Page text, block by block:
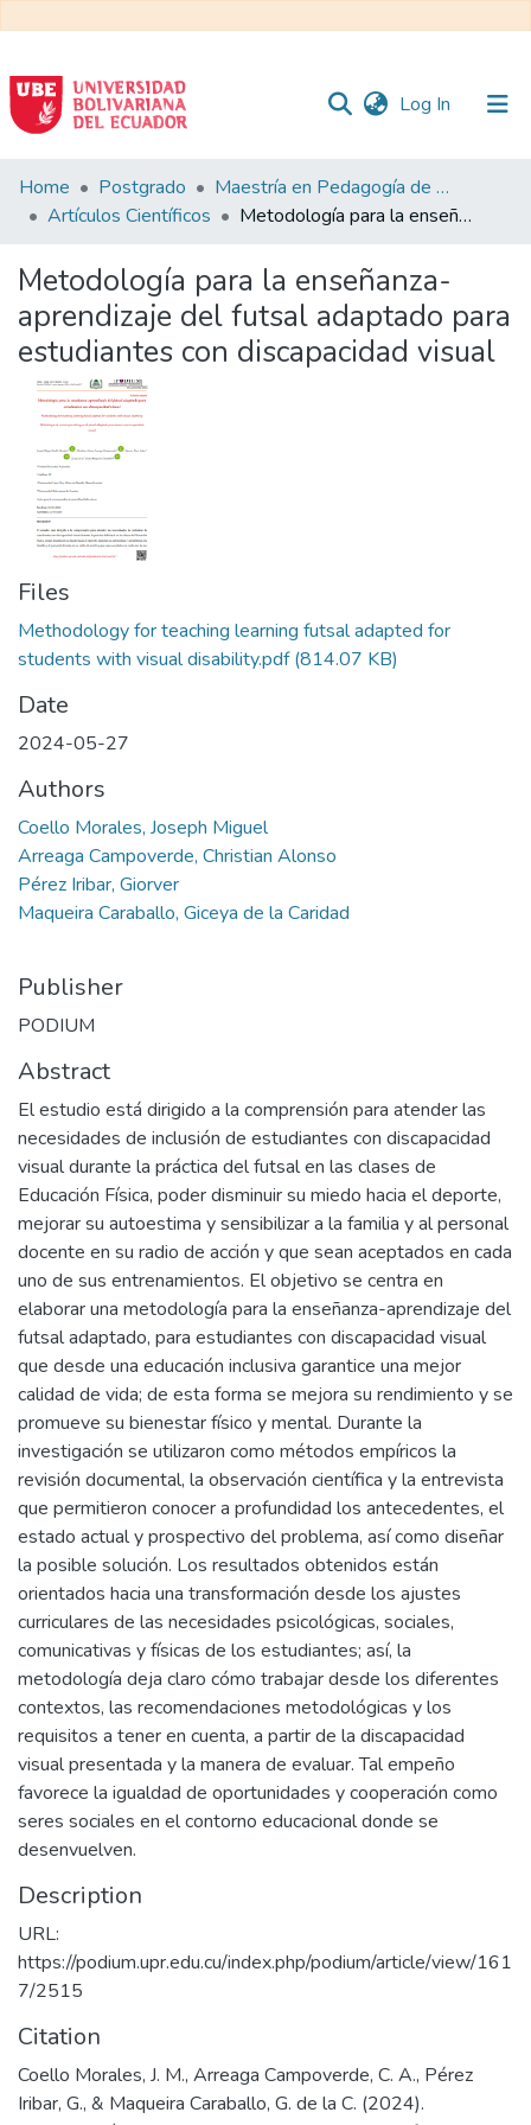
Log In (current)
Communities
&
All of DSpace
Statistics
Home Postgrado
Maestría en Pedagogía de la Cultura Física - Mención en Educación Física Inclusiva
Artículos Científicos
Metodología para la enseñanza-aprendizaje del futsal adaptado para estudiantes con discapacidad visual
Metodología para la enseñanza-
aprendizaje del futsal adaptado para
estudiantes con discapacidad visual
Files
Methodology for teaching learning futsal adapted for
students with visual disability.pdf(814.07 KB)
Date
2024-05-27
Authors
Coello Morales, Joseph Miguel
Arreaga Campoverde, Christian Alonso
Pérez Iribar, Giorver
Maqueira Caraballo, Giceya de la Caridad
Publisher
PODIUM
Abstract
El estudio está dirigido a la comprensión para atender las
necesidades de inclusión de estudiantes con discapacidad
visual durante la práctica del futsal en las clases de
Educación Física, poder disminuir su miedo hacia el deporte,
mejorar su autoestima y sensibilizar a la familia y al personal
docente en su radio de acción y que sean aceptados en cada
uno de sus entrenamientos. El objetivo se centra en
elaborar una metodología para la enseñanza-aprendizaje del
futsal adaptado, para estudiantes con discapacidad visual
que desde una educación inclusiva garantice una mejor
calidad de vida; de esta forma se mejora su rendimiento y se
promueve su bienestar físico y mental. Durante la
investigación se utilizaron como métodos empíricos la
revisión documental, la observación científica y la entrevista
que permitieron conocer a profundidad los antecedentes, el
estado actual y prospectivo del problema, así como diseñar
la posible solución. Los resultados obtenidos están
orientados hacia una transformación desde los ajustes
curriculares de las necesidades psicológicas, sociales,
comunicativas y físicas de los estudiantes; así, la
metodología deja claro cómo trabajar desde los diferentes
contextos, las recomendaciones metodológicas y los
requisitos a tener en cuenta, a partir de la discapacidad
visual presentada y la manera de evaluar. Tal empeño
favorece la igualdad de oportunidades y cooperación como
seres sociales en el contorno educacional donde se
desenvuelven.
Description
URL:
https://podium.upr.edu.cu/index.php/podium/article/view/161
7/2515
Citation
Coello Morales, J. M., Arreaga Campoverde, C. A., Pérez
Iribar, G., & Maqueira Caraballo, G. de la C. (2024).